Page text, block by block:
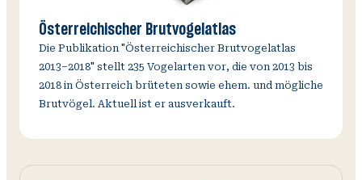
Österreichischer Brutvogelatlas
Die Publikation "Österreichischer Brutvogelatlas
2013–2018" stellt 235 Vogelarten vor, die von 2013 bis
2018 in Österreich brüteten sowie ehem. und mögliche
Brutvögel. Aktuell ist er ausverkauft.